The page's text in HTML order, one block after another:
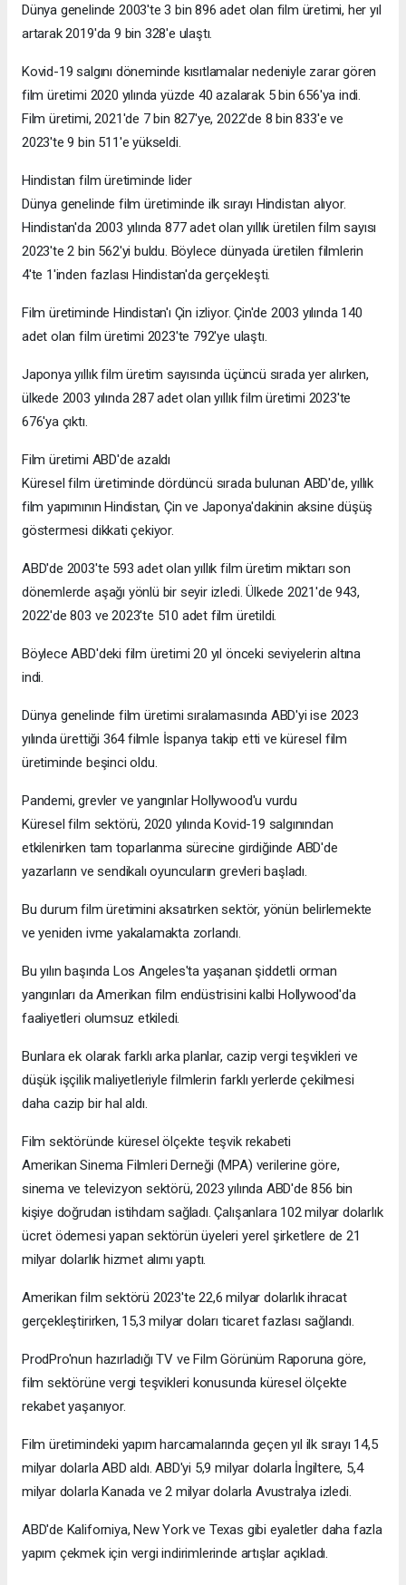
Dünya genelinde 2003'te 3 bin 896 adet olan film üretimi, her yıl
artarak 2019'da 9 bin 328'e ulaştı.
Kovid-19 salgını döneminde kısıtlamalar nedeniyle zarar gören
film üretimi 2020 yılında yüzde 40 azalarak 5 bin 656'ya indi.
Film üretimi, 2021'de 7 bin 827'ye, 2022'de 8 bin 833'e ve
2023'te 9 bin 511'e yükseldi.
Hindistan film üretiminde lider
Dünya genelinde film üretiminde ilk sırayı Hindistan alıyor.
Hindistan'da 2003 yılında 877 adet olan yıllık üretilen film sayısı
2023'te 2 bin 562'yi buldu. Böylece dünyada üretilen filmlerin
4'te 1'inden fazlası Hindistan'da gerçekleşti.
Film üretiminde Hindistan'ı Çin izliyor. Çin'de 2003 yılında 140
adet olan film üretimi 2023'te 792'ye ulaştı.
Japonya yıllık film üretim sayısında üçüncü sırada yer alırken,
ülkede 2003 yılında 287 adet olan yıllık film üretimi 2023'te
676'ya çıktı.
Film üretimi ABD'de azaldı
Küresel film üretiminde dördüncü sırada bulunan ABD'de, yıllık
film yapımının Hindistan, Çin ve Japonya'dakinin aksine düşüş
göstermesi dikkati çekiyor.
ABD'de 2003'te 593 adet olan yıllık film üretim miktarı son
dönemlerde aşağı yönlü bir seyir izledi. Ülkede 2021'de 943,
2022'de 803 ve 2023'te 510 adet film üretildi.
Böylece ABD'deki film üretimi 20 yıl önceki seviyelerin altına
indi.
Dünya genelinde film üretimi sıralamasında ABD'yi ise 2023
yılında ürettiği 364 filmle İspanya takip etti ve küresel film
üretiminde beşinci oldu.
Pandemi, grevler ve yangınlar Hollywood'u vurdu
Küresel film sektörü, 2020 yılında Kovid-19 salgınından
etkilenirken tam toparlanma sürecine girdiğinde ABD'de
yazarların ve sendikalı oyuncuların grevleri başladı.
Bu durum film üretimini aksatırken sektör, yönün belirlemekte
ve yeniden ivme yakalamakta zorlandı.
Bu yılın başında Los Angeles'ta yaşanan şiddetli orman
yangınları da Amerikan film endüstrisini kalbi Hollywood'da
faaliyetleri olumsuz etkiledi.
Bunlara ek olarak farklı arka planlar, cazip vergi teşvikleri ve
düşük işçilik maliyetleriyle filmlerin farklı yerlerde çekilmesi
daha cazip bir hal aldı.
Film sektöründe küresel ölçekte teşvik rekabeti
Amerikan Sinema Filmleri Derneği (MPA) verilerine göre,
sinema ve televizyon sektörü, 2023 yılında ABD'de 856 bin
kişiye doğrudan istihdam sağladı. Çalışanlara 102 milyar dolarlık
ücret ödemesi yapan sektörün üyeleri yerel şirketlere de 21
milyar dolarlık hizmet alımı yaptı.
Amerikan film sektörü 2023'te 22,6 milyar dolarlık ihracat
gerçekleştirirken, 15,3 milyar doları ticaret fazlası sağlandı.
ProdPro'nun hazırladığı TV ve Film Görünüm Raporuna göre,
film sektörüne vergi teşvikleri konusunda küresel ölçekte
rekabet yaşanıyor.
Film üretimindeki yapım harcamalarında geçen yıl ilk sırayı 14,5
milyar dolarla ABD aldı. ABD'yi 5,9 milyar dolarla İngiltere, 5,4
milyar dolarla Kanada ve 2 milyar dolarla Avustralya izledi.
ABD'de Kaliforniya, New York ve Texas gibi eyaletler daha fazla
yapım çekmek için vergi indirimlerinde artışlar açıkladı.